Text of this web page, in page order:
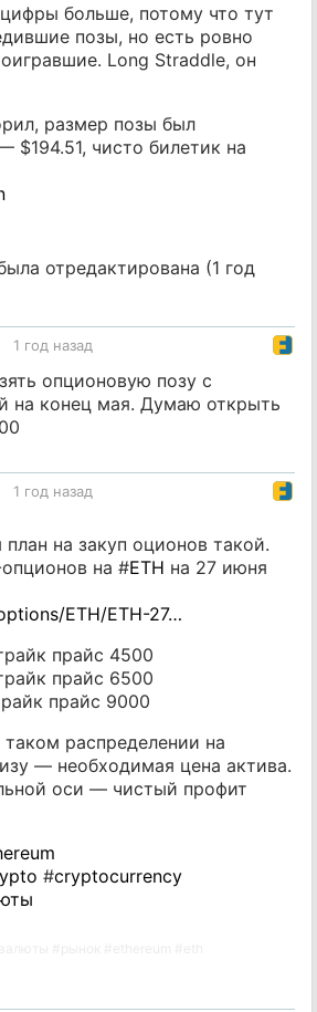
больше, потому что тут
позы, но есть ровно
Long Straddle, он
размер позы был
$194.51, чисто билетик на
отредактирована (1 год
1 год назад
опционовую позу с
на конец мая. Думаю открыть
1 год назад
на закуп оционов такой.
на #ETH на 27 июня
ETH/ETH-27…
прайс 4500
прайс 6500
прайс 9000
распределении на
— необходимая цена актива.
оси — чистый профит
#cryptocurrency